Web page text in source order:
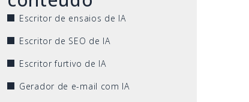
Escritor de ensaios de IA
Escritor de SEO de IA
Escritor furtivo de IA
Gerador de e-mail com IA